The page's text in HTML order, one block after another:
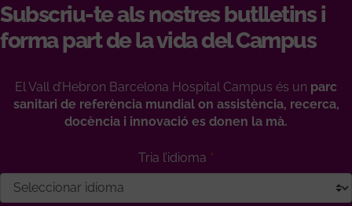
Subscriu-te als nostres butlletins i
forma part de la vida del Campus
El Vall d’Hebron Barcelona Hospital Campus és un parc
sanitari de referència mundial on assistència, recerca,
docència i innovació es donen la mà.
Tria l’idioma